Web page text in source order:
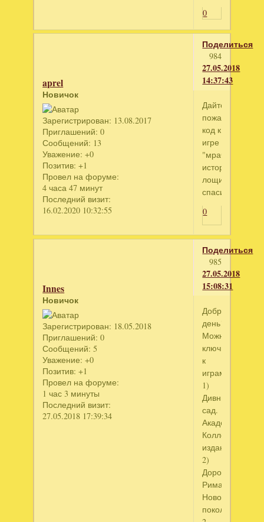
0
Поделиться
984
27.05.2018
14:37:43
aprel
Новичок
Зарегистрирован: 13.08.2017
Приглашений: 0
Сообщений: 13
Уважение: +0
Позитив: +1
Провел на форуме:
4 часа 47 минут
Последний визит:
16.02.2020 10:32:55
Дайте
пожалуйста
код к
игре
"мрачные
лощина".
спасибочки
0
Поделиться
985
27.05.2018
15:08:31
Innes
Новичок
Зарегистрирован: 18.05.2018
Приглашений: 0
Сообщений: 5
Уважение: +0
Позитив: +1
Провел на форуме:
1 час 3 минуты
Последний визит:
27.05.2018 17:39:34
Добрый
день!
Можно
ключики
к
играм:
1)
Дивный
сад.
Академия.
Коллекционное
издание
2)
Дороги
Рима.
Новое
поколение